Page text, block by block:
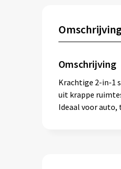
Omschrijving
Omschrijving
Krachtige 2-in-1
uit krappe
Ideaal voor